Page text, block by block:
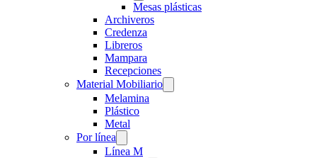
Mesas plásticas
Archiveros
Credenza
Libreros
Mampara
Recepciones
Material Mobiliario
Melamina
Plástico
Metal
Por línea
Línea M